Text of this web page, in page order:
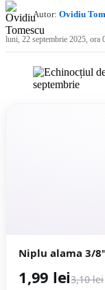
Autor: Ovidiu
luni, 22 septembrie 2025, ora
1,99 lei3,10 lei